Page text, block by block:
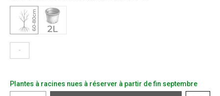
-
Plantes à racines nues à réserver à partir de fin septembre